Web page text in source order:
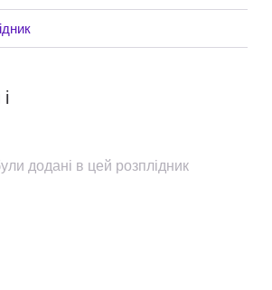
додані в цей розплідник